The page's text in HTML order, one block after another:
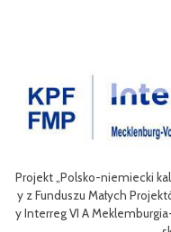
/ Pol
Celem III Polsko-
nie oferty turystycznej
niej dla mieszkańców